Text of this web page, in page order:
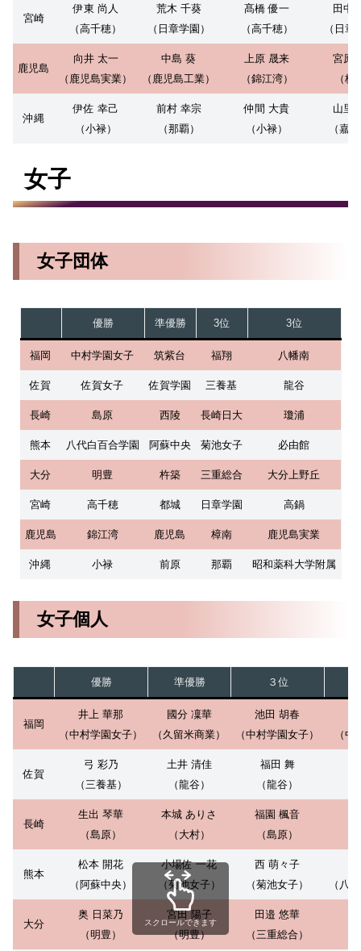
宮崎
伊東 尚人
（高千穂）
荒木 千葵
（日章学園）
髙橋 優一
（高千穂）
田中
（日章
鹿児島
向井 太一
（鹿児島実業）
中島 葵
（鹿児島工業）
上原 晟来
（錦江湾）
宮原
（樟
沖縄
伊佐 幸己
（小禄）
前村 幸宗
（那覇）
仲間 大貴
（小禄）
山里
（嘉
女子
女子団体
優勝 準優勝 3位 3位
福岡 中村学園女子 筑紫台 福翔 八幡南
佐賀 佐賀女子 佐賀学園 三養基 龍谷
長崎 島原 西陵 長崎日大 瓊浦
熊本 八代白百合学園 阿蘇中央 菊池女子 必由館
大分 明豊 杵築 三重総合 大分上野丘
宮崎 高千穂 都城 日章学園 高鍋
鹿児島 錦江湾 鹿児島 樟南 鹿児島実業
沖縄 小禄 前原 那覇 昭和薬科大学附属
女子個人
優勝 準優勝 ３位
福岡
井上 華那
（中村学園女子）
國分 凜華
（久留米商業）
池田 胡春
（中村学園女子）
（
佐賀
弓 彩乃
（三養基）
土井 清佳
（龍谷）
福田 舞
（龍谷）
長崎
生出 琴華
（島原）
本城 ありさ
（大村）
福園 楓音
（島原）
熊本
松本 開花
（阿蘇中央）
小場佐 一花
（菊池女子）
西 萌々子
（菊池女子）
（八
大分
奥 日菜乃
（明豊）
宮田 陽子
（明豊）
田邉 悠華
（三重総合）
スクロールできます